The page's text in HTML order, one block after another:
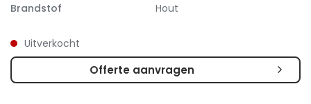
Brandstof
Hout
Uitverkocht
Offerte aanvragen